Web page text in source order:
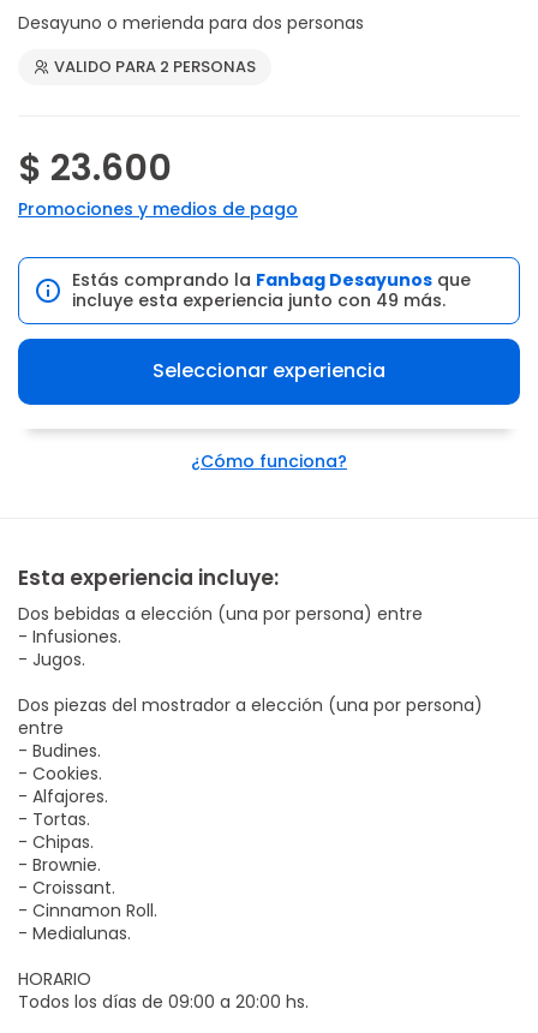
Desayuno o merienda para dos personas
VALIDO PARA 2 PERSONAS
$ 23.600
Promociones y medios de pago
Estás comprando la Fanbag Desayunos que
incluye esta experiencia junto con 49 más.
Seleccionar experiencia
¿Cómo funciona?
Esta experiencia incluye:
Dos bebidas a elección (una por persona) entre
- Infusiones.
- Jugos.
Dos piezas del mostrador a elección (una por persona)
entre
- Budines.
- Cookies.
- Alfajores.
- Tortas.
- Chipas.
- Brownie.
- Croissant.
- Cinnamon Roll.
- Medialunas.
HORARIO
Todos los días de 09:00 a 20:00 hs.